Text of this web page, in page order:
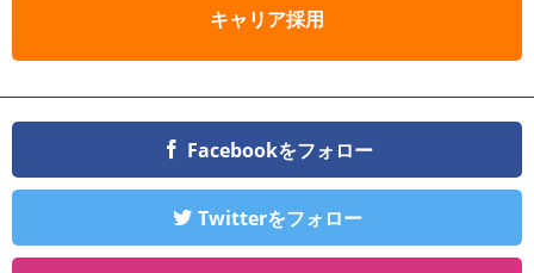
キャリア採用
Facebookをフォロー
Twitterをフォロー